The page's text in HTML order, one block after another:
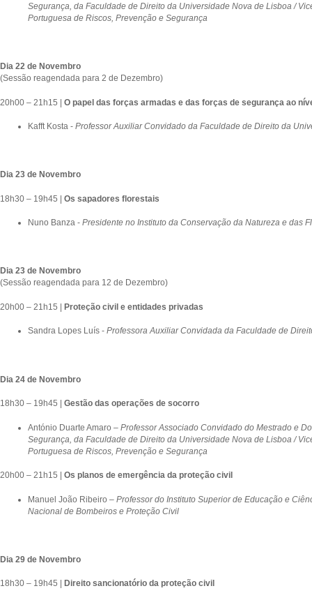
Segurança, da Faculdade de Direito da Universidade Nova de Lisboa /
Portuguesa de Riscos, Prevenção e Segurança
Dia 22 de Novembro
(Sessão reagendada para 2 de Dezembro)
20h00 – 21h15 | O papel das forças armadas e das forças de segurança ao
Kafft Kosta - Professor Auxiliar Convidado da Faculdade de Direito da
Dia 23 de Novembro
18h30 – 19h45 | Os sapadores florestais
Nuno Banza - Presidente no Instituto da Conservação da Natureza e das
Dia 23 de Novembro
(Sessão reagendada para 12 de Dezembro)
20h00 – 21h15 | Proteção civil e entidades privadas
Sandra Lopes Luís - Professora Auxiliar Convidada da Faculdade de
Dia 24 de Novembro
18h30 – 19h45 | Gestão das operações de socorro
António Duarte Amaro – Professor Associado Convidado do Mestrado e
Segurança, da Faculdade de Direito da Universidade Nova de Lisboa /
Portuguesa de Riscos, Prevenção e Segurança
20h00 – 21h15 | Os planos de emergência da proteção civil
Manuel João Ribeiro – Professor do Instituto Superior de Educação e
Nacional de Bombeiros e Proteção Civil
Dia 29 de Novembro
18h30 – 19h45 | Direito sancionatório da proteção civil